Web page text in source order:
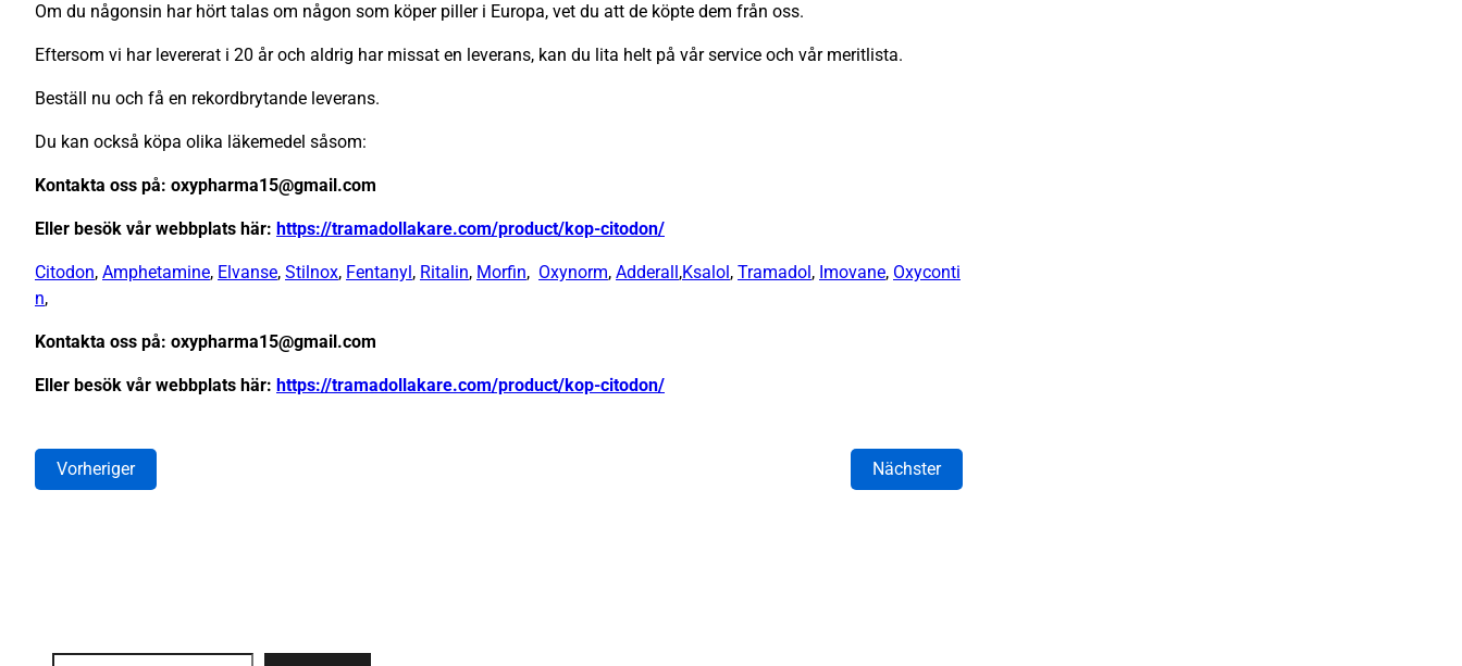
Om du någonsin har hört talas om någon som köper piller i Europa, vet du att de köpte dem från oss.
Eftersom vi har levererat i 20 år och aldrig har missat en leverans, kan du lita helt på vår service och vår meritlista.
Beställ nu och få en rekordbrytande leverans.
Du kan också köpa olika läkemedel såsom:
Kontakta oss på: oxypharma15@gmail.com
Eller besök vår webbplats här: https://tramadollakare.com/product/kop-citodon/
Citodon, Amphetamine, Elvanse, Stilnox, Fentanyl , Ritalin, Morfin, Oxynorm, Adderall ,Ksalol , Tramadol , Imovane, Oxyconti
n,
Kontakta oss på: oxypharma15@gmail.com
Eller besök vår webbplats här: https://tramadollakare.com/product/kop-citodon/
Vorheriger Nächster